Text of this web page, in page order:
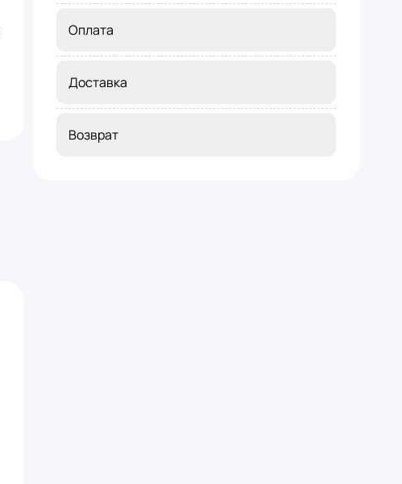
Оплата
Доставка
Возврат